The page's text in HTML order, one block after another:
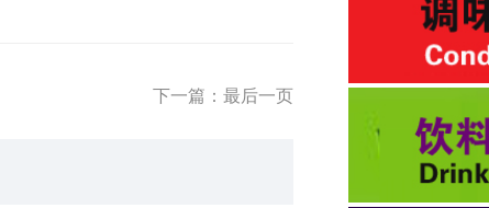
下一篇：最后一页